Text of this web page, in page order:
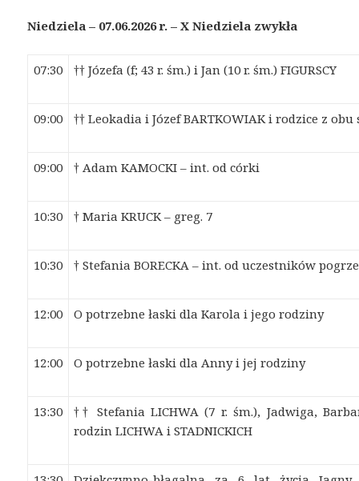
Niedziela – 07.06.2026 r. –X Niedziela zwykła
07:30 †† Józefa (f; 43 r. śm.) i Jan (10 r. śm.) FIGURSCY
09:00 †† Leokadia i Józef BARTKOWIAK i rodzice z
09:00 † Adam KAMOCKI – int. od córki
10:30 † Maria KRUCK – greg. 7
10:30 † Stefania BORECKA – int. od uczestników
12:00 O potrzebne łaski dla Karola i jego rodziny
12:00 O potrzebne łaski dla Anny i jej rodziny
13:30
†† Stefania LICHWA (7 r. śm.), Jadwiga,
rodzin LICHWA i STADNICKICH